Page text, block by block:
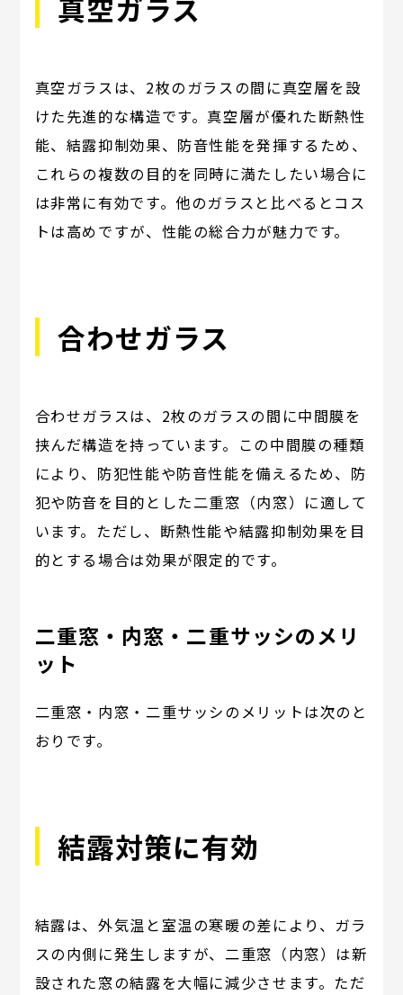
真空ガラス
真空ガラスは、2枚のガラスの間に真空層を設
けた先進的な構造です。真空層が優れた断熱性
能、結露抑制効果、防音性能を発揮するため、
これらの複数の目的を同時に満たしたい場合に
は非常に有効です。他のガラスと比べるとコス
トは高めですが、性能の総合力が魅力です。
合わせガラス
合わせガラスは、2枚のガラスの間に中間膜を
挟んだ構造を持っています。この中間膜の種類
により、防犯性能や防音性能を備えるため、防
犯や防音を目的とした二重窓（内窓）に適して
います。ただし、断熱性能や結露抑制効果を目
的とする場合は効果が限定的です。
二重窓・内窓・二重サッシのメリ
ット
二重窓・内窓・二重サッシのメリットは次のと
おりです。
結露対策に有効
結露は、外気温と室温の寒暖の差により、ガラ
スの内側に発生しますが、二重窓（内窓）は新
設された窓の結露を大幅に減少させます。ただ